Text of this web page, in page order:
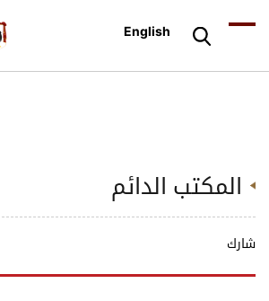
English
المكتب الدائم
شارك